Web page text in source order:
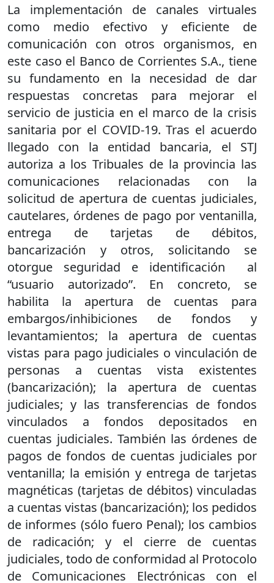
La implementación de canales virtuales
como medio efectivo y eficiente de
comunicación con otros organismos, en
este caso el Banco de Corrientes S.A., tiene
su fundamento en la necesidad de dar
respuestas concretas para mejorar el
servicio de justicia en el marco de la crisis
sanitaria por el COVID-19. Tras el acuerdo
llegado con la entidad bancaria, el STJ
autoriza a los Tribuales de la provincia las
comunicaciones relacionadas con la
solicitud de apertura de cuentas judiciales,
cautelares, órdenes de pago por ventanilla,
entrega de tarjetas de débitos,
bancarización y otros, solicitando se
otorgue seguridad e identificación al
“usuario autorizado”. En concreto, se
habilita la apertura de cuentas para
embargos/inhibiciones de fondos y
levantamientos; la apertura de cuentas
vistas para pago judiciales o vinculación de
personas a cuentas vista existentes
(bancarización); la apertura de cuentas
judiciales; y las transferencias de fondos
vinculados a fondos depositados en
cuentas judiciales. También las órdenes de
pagos de fondos de cuentas judiciales por
ventanilla; la emisión y entrega de tarjetas
magnéticas (tarjetas de débitos) vinculadas
a cuentas vistas (bancarización); los pedidos
de informes (sólo fuero Penal); los cambios
de radicación; y el cierre de cuentas
judiciales, todo de conformidad al Protocolo
de Comunicaciones Electrónicas con el